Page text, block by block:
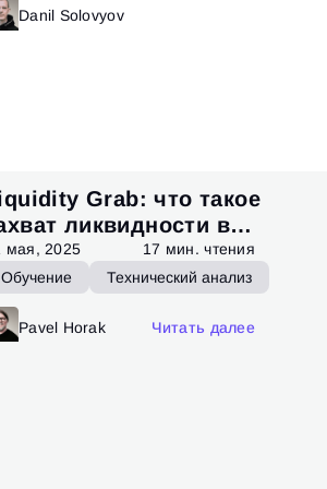
Danil Solovyov
Grab: что такое
ликвидности в
мая, 2025
17 мин. чтения
Обучение
Технический анализ
Pavel Horak Читать далее